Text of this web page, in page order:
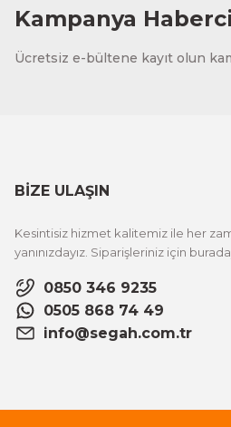
Kampanya
Ücretsiz e-bültene kayıt olun
BİZE ULAŞIN
Kesintisiz hizmet kalitemiz ile her
yanınızdayız. Siparişleriniz için
0850 346 9235
0505 868 74 49
info@segah.com.tr